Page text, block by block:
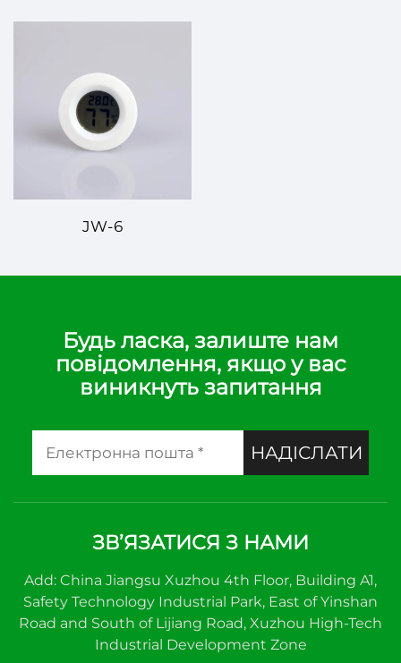
JW-6
Будь ласка, залиште нам
повідомлення, якщо у вас
виникнуть запитання
НАДІСЛАТИ
ЗВ’ЯЗАТИСЯ З НАМИ
Add: China Jiangsu Xuzhou 4th Floor, Building A1,
Safety Technology Industrial Park, East of Yinshan
Road and South of Lijiang Road, Xuzhou High-Tech
Industrial Development Zone